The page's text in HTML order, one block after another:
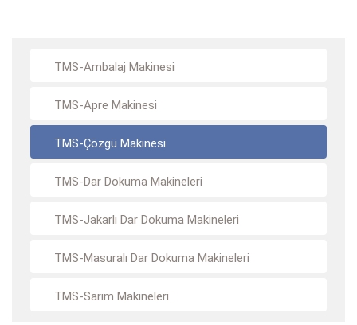
TMS-Ambalaj Makinesi
TMS-Apre Makinesi
TMS-Çözgü Makinesi
TMS-Dar Dokuma Makineleri
TMS-Jakarlı Dar Dokuma Makineleri
TMS-Masuralı Dar Dokuma Makineleri
TMS-Sarım Makineleri